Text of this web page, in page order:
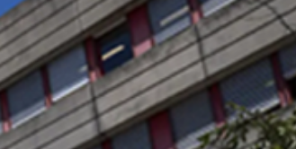
mismatch. Headers:50564 Library:100148